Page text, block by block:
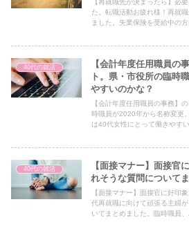
【再就職先が決まったら】必
た。転職活動お疲れ様！再就
ました。失業保険を受給中の
もあります。再就職先が決ま
40代の就活
【会計年度任用職員の
ト。県・市役所の臨時
やすいのかな？
【会計年度任用職員の事務】
時職員が2020年から名称変更
は40代女性にとって働きやす
採用状況、面接、試験内容。
40代の就活
【面接マナー】面接官
れそうな質問について
【面接マナー】面接官に好印
代再就職に向けて頑張る主婦
いてまとめました。臨時職員
行く前に是非読んでいただき